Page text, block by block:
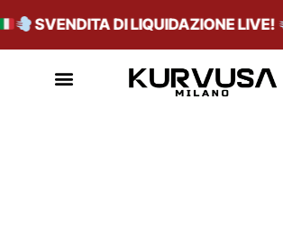
SVENDITA DI LIQUIDAZIONE LIVE!